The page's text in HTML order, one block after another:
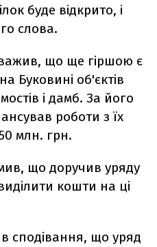
буде відкрито, і
слова.
що ще гіршою є
Буковині об'єктів
і дамб. За його
роботи з їх
млн. грн.
що доручив уряду
кошти на ці
сподівання, що уряд